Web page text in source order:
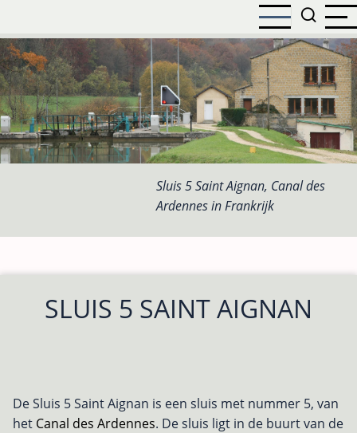
naar
de
inhoud
gaan
Sluis 5 Saint Aignan, Canal des
Ardennes in Frankrijk
SLUIS 5 SAINT AIGNAN
De Sluis 5 Saint Aignan is een sluis met nummer 5, van
het Canal des Ardennes. De sluis ligt in de buurt van de